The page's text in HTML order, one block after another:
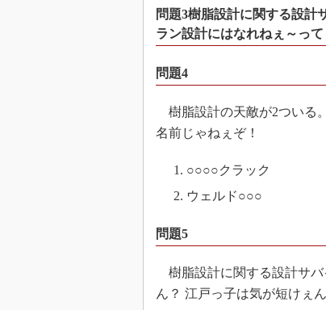
問題3樹脂設計に関する設
ラン設計にはなれねぇ～って
問題4
樹脂設計の天敵が2ついる
名前じゃねぇぞ！
○○○○クラック
ウェルド○○○
問題5
樹脂設計に関する設計サバ
ん？ 江戸っ子は気が短けぇ